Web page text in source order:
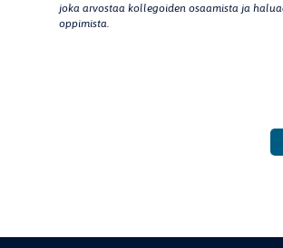
joka arvostaa kollegoiden osaamista ja
oppimista.